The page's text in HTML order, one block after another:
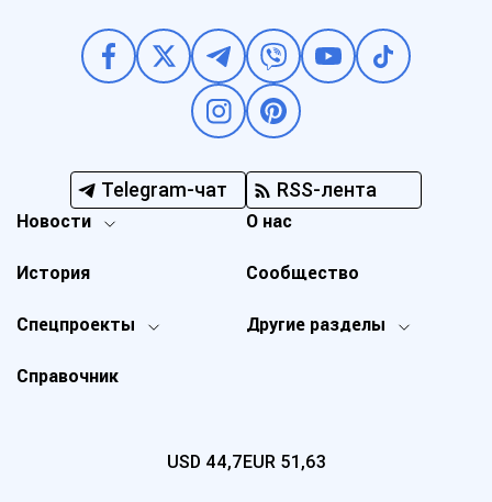
Telegram-чат RSS-лента
Новости
Спецпроекты Другие разделы
История
О нас
Справочник
Сообщество
USD 44,7EUR 51,63